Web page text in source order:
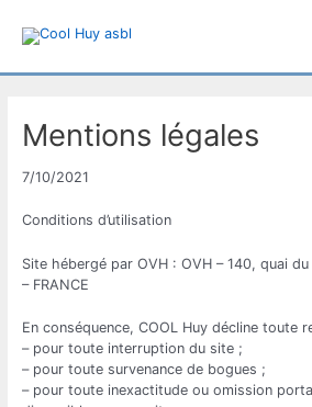
Mentions légales
7/10/2021
Conditions d’utilisation
Site hébergé par OVH : OVH – 140, quai
– FRANCE
En conséquence, COOL Huy décline toute
– pour toute interruption du site ;
– pour toute survenance de bogues ;
– pour toute inexactitude ou omission